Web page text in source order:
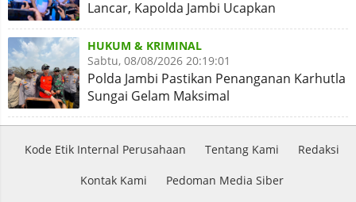
Lancar, Kapolda Jambi Ucapkan
Terimakasih dan Apresiasi
HUKUM & KRIMINAL
Sabtu, 08/08/2026 20:19:01
Polda Jambi Pastikan Penanganan Karhutla
Sungai Gelam Maksimal
Kode Etik Internal Perusahaan Tentang Kami Redaksi
Kontak Kami Pedoman Media Siber